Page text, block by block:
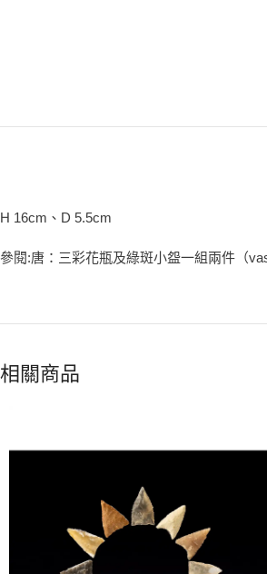
H 16cm、D 5.5cm
參閱:唐：三彩花瓶及綠斑小盌一組兩件（
相關商品